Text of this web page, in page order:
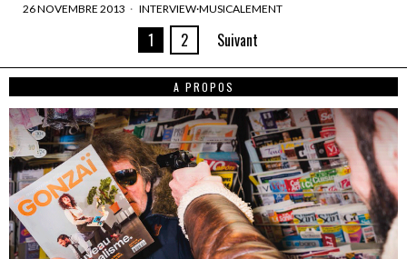
26 NOVEMBRE 2013 INTERVIEW·MUSICALEMENT
1 2 Suivant
A PROPOS